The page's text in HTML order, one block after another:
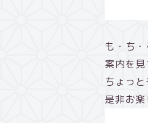
も・ち
案内を
ちょっ
是非お楽